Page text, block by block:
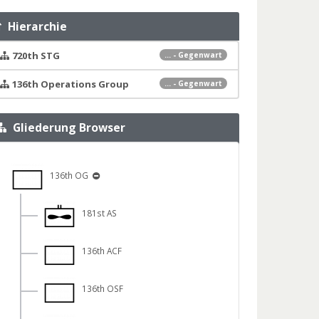
Hierarchie
... - Gegenwart
720th STG
... - Gegenwart
136th Operations Group
Gliederung Browser
136th OG
181st AS
136th ACF
136th OSF